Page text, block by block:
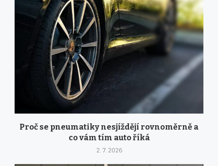
Proč se pneumatiky nesjíždějí rovnoměrně a
co vám tím auto říká
2. 7. 2026